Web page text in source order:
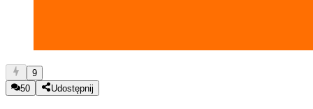
9
50
Udostępnij